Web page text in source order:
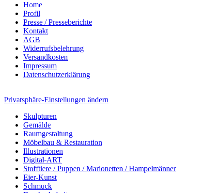
Home
Profil
Presse / Presseberichte
Kontakt
AGB
Widerrufsbelehrung
Versandkosten
Impressum
Datenschutzerklärung
Privatsphäre-Einstellungen ändern
Skulpturen
Gemälde
Raumgestaltung
Möbelbau & Restauration
Illustrationen
Digital-ART
Stofftiere / Puppen / Marionetten / Hampelmänner
Eier-Kunst
Schmuck